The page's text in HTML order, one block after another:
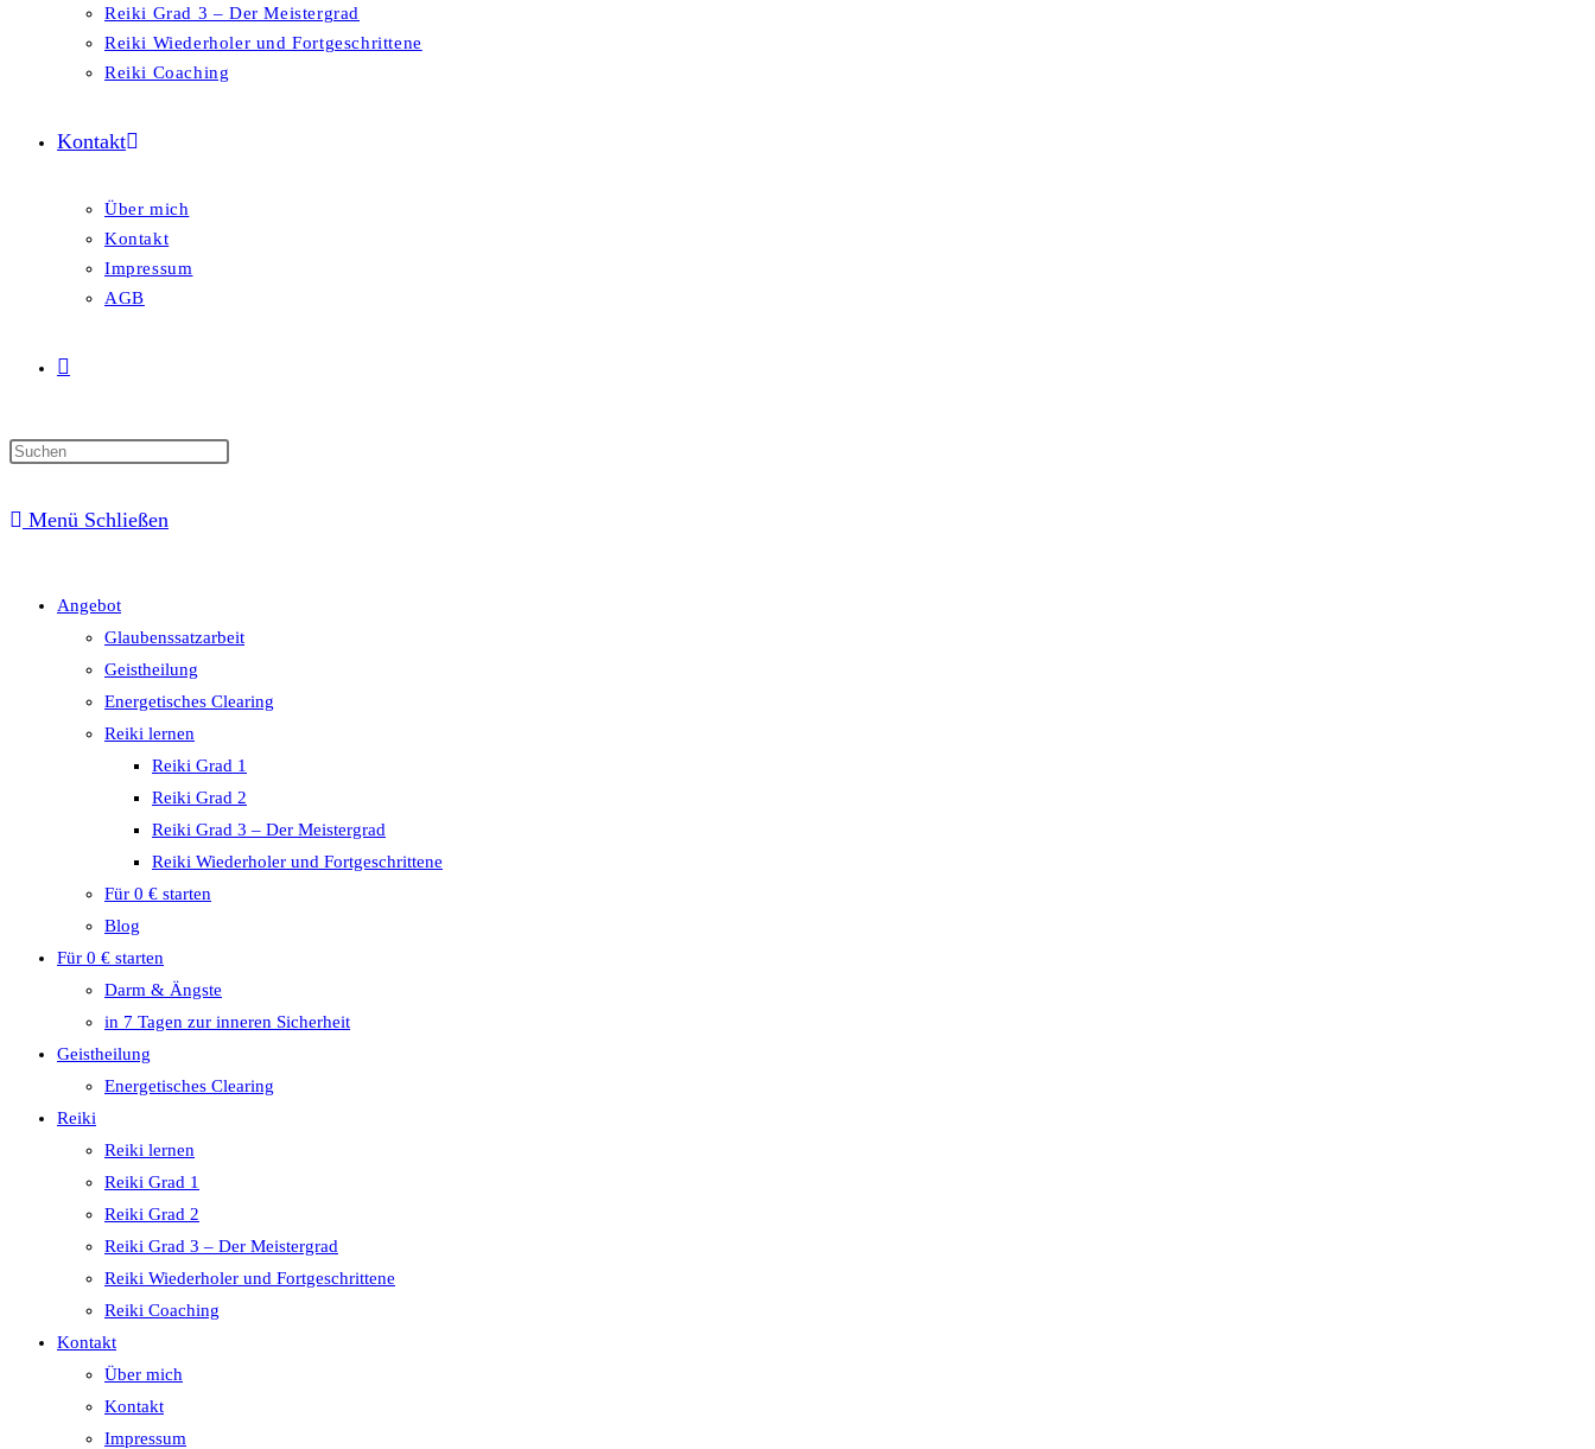
Reiki Grad 3 – Der Meistergrad
Reiki Wiederholer und Fortgeschrittene
Reiki Coaching
Kontakt
Über mich
Kontakt
Impressum
AGB
Menü Schließen
Angebot
Glaubenssatzarbeit
Geistheilung
Energetisches Clearing
Reiki lernen
Reiki Grad 1
Reiki Grad 2
Reiki Grad 3 – Der Meistergrad
Reiki Wiederholer und Fortgeschrittene
Für 0 € starten
Blog
Für 0 € starten
Darm & Ängste
in 7 Tagen zur inneren Sicherheit
Geistheilung
Energetisches Clearing
Reiki
Reiki lernen
Reiki Grad 1
Reiki Grad 2
Reiki Grad 3 – Der Meistergrad
Reiki Wiederholer und Fortgeschrittene
Reiki Coaching
Kontakt
Über mich
Kontakt
Impressum